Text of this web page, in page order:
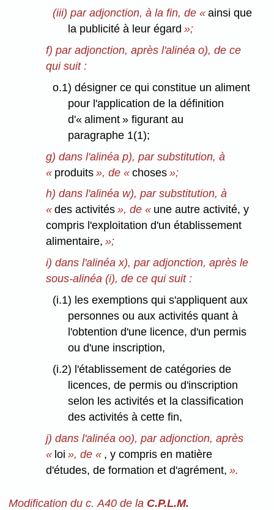
(iii) par adjonction, à la fin, de « ainsi que
la publicité à leur égard »;
f) par adjonction, après l'alinéa o), de ce
qui suit :
o.1) désigner ce qui constitue un aliment
pour l'application de la définition
d'« aliment » figurant au
paragraphe 1(1);
g) dans l'alinéa p), par substitution, à
« produits », de «choses »;
h) dans l'alinéa w), par substitution, à
«des activités », de « une autre activité, y
compris l'exploitation d'un établissement
alimentaire, »;
i) dans l'alinéa x), par adjonction, après le
sous-alinéa (i), de ce qui suit :
(i.1) les exemptions qui s'appliquent aux
personnes ou aux activités quant à
l'obtention d'une licence, d'un permis
ou d'une inscription,
(i.2) l'établissement de catégories de
licences, de permis ou d'inscription
selon les activités et la classification
des activités à cette fin,
j) dans l'alinéa oo), par adjonction, après
« loi », de « , y compris en matière
d'études, de formation et d'agrément, ».
Modification du c. A40 de la C.P.L.M.